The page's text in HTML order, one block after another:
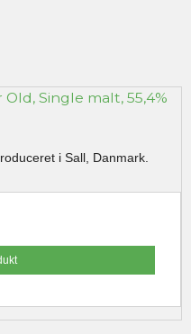
Old, Single malt, 55,4%
i Sall, Danmark.